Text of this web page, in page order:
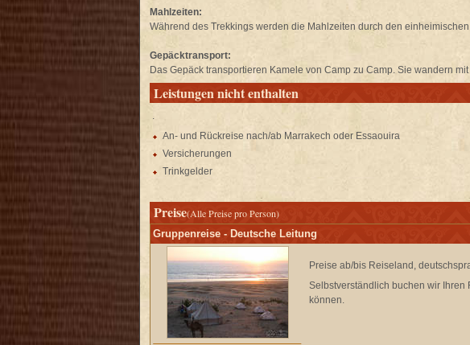
Mahlzeiten:
Während des Trekkings werden die Mahlzeiten durch den
Gepäcktransport:
Das Gepäck transportieren Kamele von Camp zu Camp. Sie wandern
Leistungen nicht enthalten
.
An- und Rückreise nach/ab Marrakech oder Essaouira
Versicherungen
Trinkgelder
Preise(Alle Preise pro Person)
Gruppenreise - Deutsche Leitung
Preise ab/bis Reiseland,
Selbstverständlich buchen wir Ihren
können.